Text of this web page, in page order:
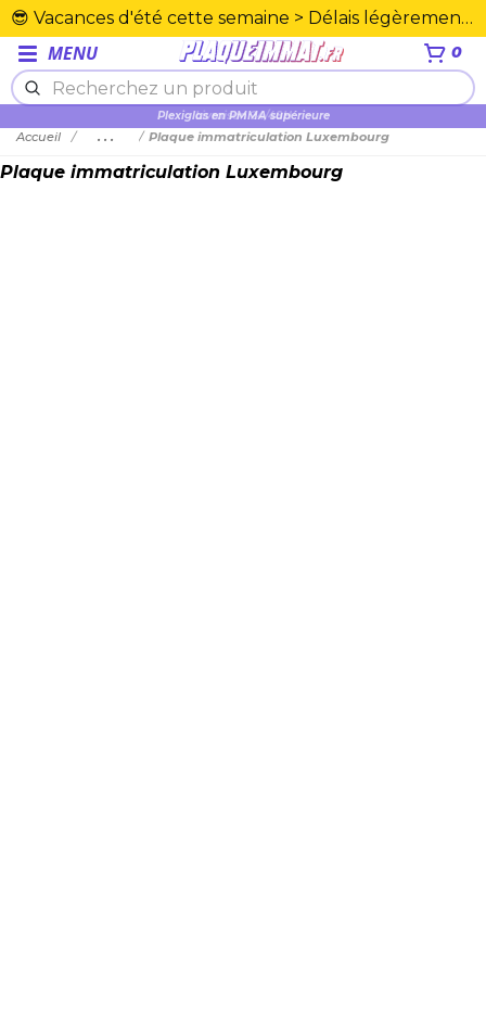
😎 Vacances d'été cette semaine > Délais légèrement rallongés. Merci☀️
MENU 0
Plexiglas en PMMA supérieure
Accueil ... Plaque immatriculation Luxembourg
Plaque immatriculation Luxembourg